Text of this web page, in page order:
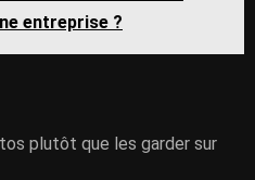
entreprise ?
plutôt que les garder sur